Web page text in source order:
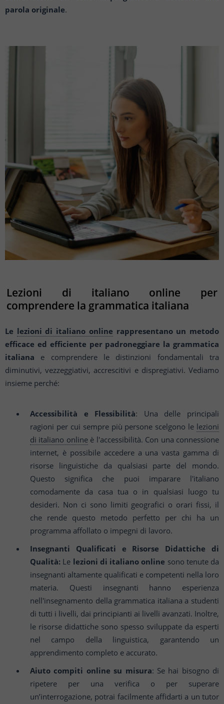
parola originale.
Lezioni di italiano online per
comprendere la grammatica italiana
Le lezioni di italiano online rappresentano un metodo
efficace ed efficiente per padroneggiare la grammatica
italiana e comprendere le distinzioni fondamentali tra
diminutivi, vezzeggiativi, accrescitivi e dispregiativi. Vediamo
insieme perché:
Accessibilità e Flessibilità: Una delle principali
ragioni per cui sempre più persone scelgono le lezioni
di italiano onlineè l'accessibilità. Con una connessione
internet, è possibile accedere a una vasta gamma di
risorse linguistiche da qualsiasi parte del mondo.
Questo significa che puoi imparare l'italiano
comodamente da casa tua o in qualsiasi luogo tu
desideri. Non ci sono limiti geografici o orari fissi, il
che rende questo metodo perfetto per chi ha un
programma affollato o impegni di lavoro.
Insegnanti Qualificati e Risorse Didattiche di
Qualità: Le lezioni di italiano online sono tenute da
insegnanti altamente qualificati e competenti nella loro
materia. Questi insegnanti hanno esperienza
nell'insegnamento della grammatica italiana a studenti
di tutti i livelli, dai principianti ai livelli avanzati. Inoltre,
le risorse didattiche sono spesso sviluppate da esperti
nel campo della linguistica, garantendo un
apprendimento completo e accurato.
Aiuto compiti online su misura: Se hai bisogno di
ripetere per una verifica o per superare
un’interrogazione, potrai facilmente affidarti a un tutor